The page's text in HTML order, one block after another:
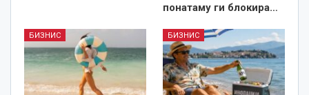
понатаму ги блокира…
БИЗНИС БИЗНИС